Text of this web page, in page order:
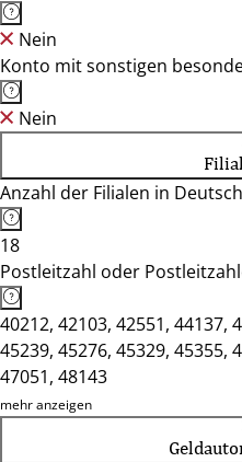
Nein
Konto mit sonstigen
Nein
Anzahl der Filialen in
18
Postleitzahl oder
40212, 42103, 42551, 44137,
45239, 45276, 45329, 45355,
47051, 48143
mehr anzeigen